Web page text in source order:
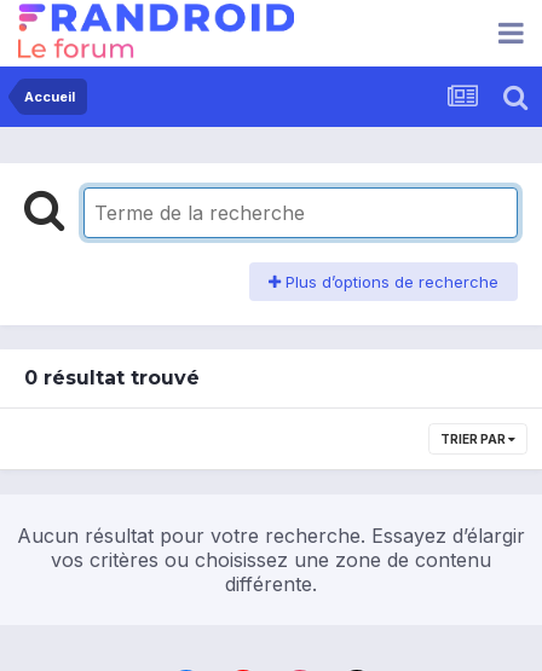
Accueil
Plus d’options de recherche
0 résultat trouvé
TRIER PAR
Aucun résultat pour votre recherche. Essayez d’élargir
vos critères ou choisissez une zone de contenu
différente.